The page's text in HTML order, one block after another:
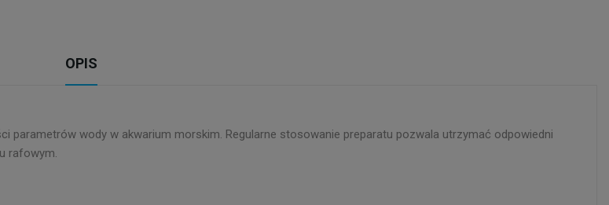
OPIS
wody w akwarium morskim. Regularne stosowanie preparatu pozwala utrzymać odpowiedni
rafowym.